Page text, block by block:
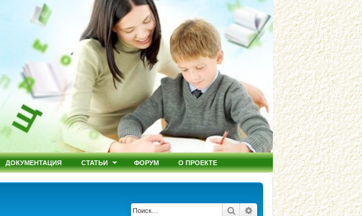
ДОКУМЕНТАЦИЯ СТАТЬИ ФОРУМ О ПРОЕКТЕ
Поиск Расширенный поиск